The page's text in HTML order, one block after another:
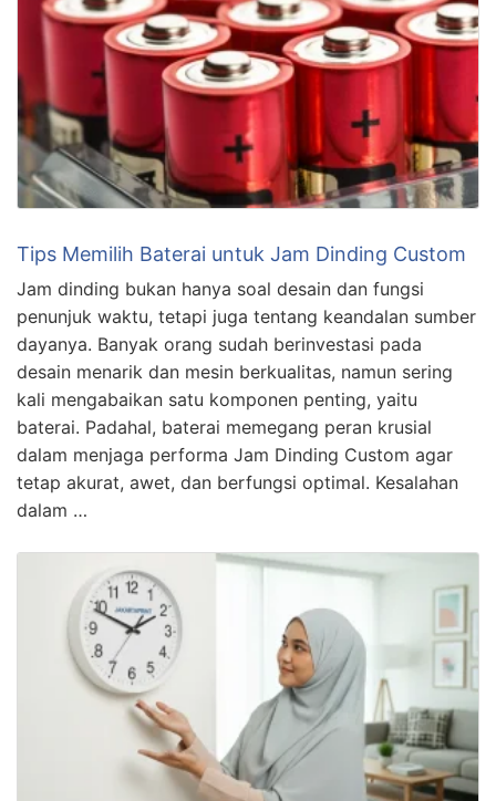
Tips Memilih Baterai untuk Jam Dinding Custom
Jam dinding bukan hanya soal desain dan fungsi
penunjuk waktu, tetapi juga tentang keandalan sumber
dayanya. Banyak orang sudah berinvestasi pada
desain menarik dan mesin berkualitas, namun sering
kali mengabaikan satu komponen penting, yaitu
baterai. Padahal, baterai memegang peran krusial
dalam menjaga performa Jam Dinding Custom agar
tetap akurat, awet, dan berfungsi optimal. Kesalahan
dalam …